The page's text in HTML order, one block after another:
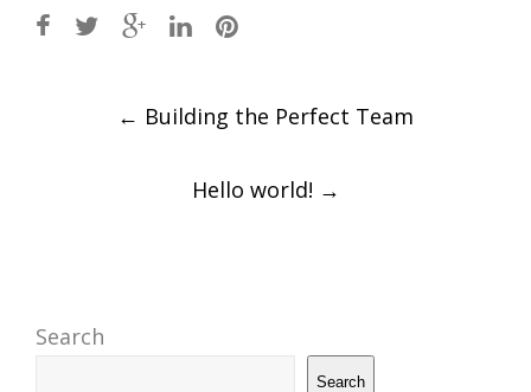
navigation
← Building the Perfect Team
Hello world! →
Search
Search